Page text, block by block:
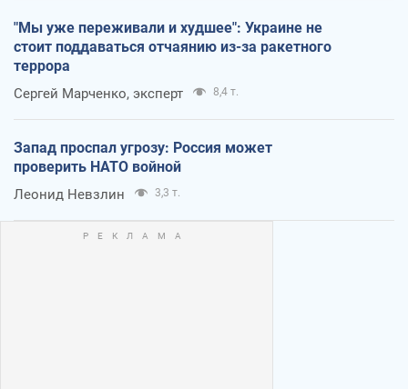
"Мы уже переживали и худшее": Украине не
стоит поддаваться отчаянию из-за ракетного
террора
Сергей Марченко, эксперт 8,4 т.
Запад проспал угрозу: Россия может
проверить НАТО войной
Леонид Невзлин 3,3 т.